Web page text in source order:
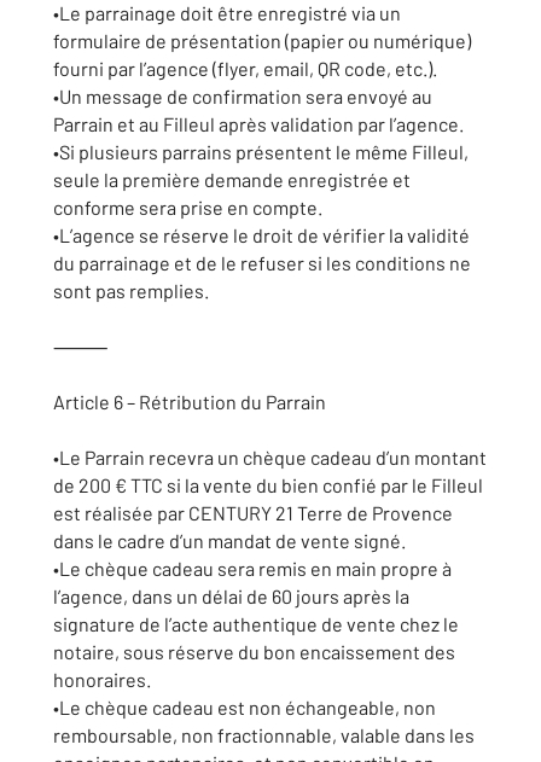
•Le parrainage doit être enregistré via un
formulaire de présentation (papier ou numérique)
fourni par l’agence (flyer, email, QR code, etc.).
•Un message de confirmation sera envoyé au
Parrain et au Filleul après validation par l’agence.
•Si plusieurs parrains présentent le même Filleul,
seule la première demande enregistrée et
conforme sera prise en compte.
•L’agence se réserve le droit de vérifier la validité
du parrainage et de le refuser si les conditions ne
sont pas remplies.
⸻
Article 6 – Rétribution du Parrain
•Le Parrain recevra un chèque cadeau d’un montant
de 200 € TTC si la vente du bien confié par le Filleul
est réalisée par CENTURY 21 Terre de Provence
dans le cadre d’un mandat de vente signé.
•Le chèque cadeau sera remis en main propre à
l’agence, dans un délai de 60 jours après la
signature de l’acte authentique de vente chez le
notaire, sous réserve du bon encaissement des
honoraires.
•Le chèque cadeau est non échangeable, non
remboursable, non fractionnable, valable dans les